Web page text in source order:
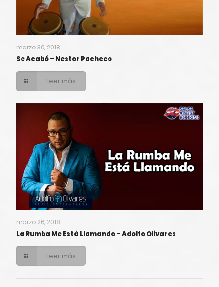
marzo 30, 2018
Se Acabó – Nestor Pacheco
Leer más
marzo 26, 2018
La Rumba Me Está Llamando – Adolfo Olivares
Leer más